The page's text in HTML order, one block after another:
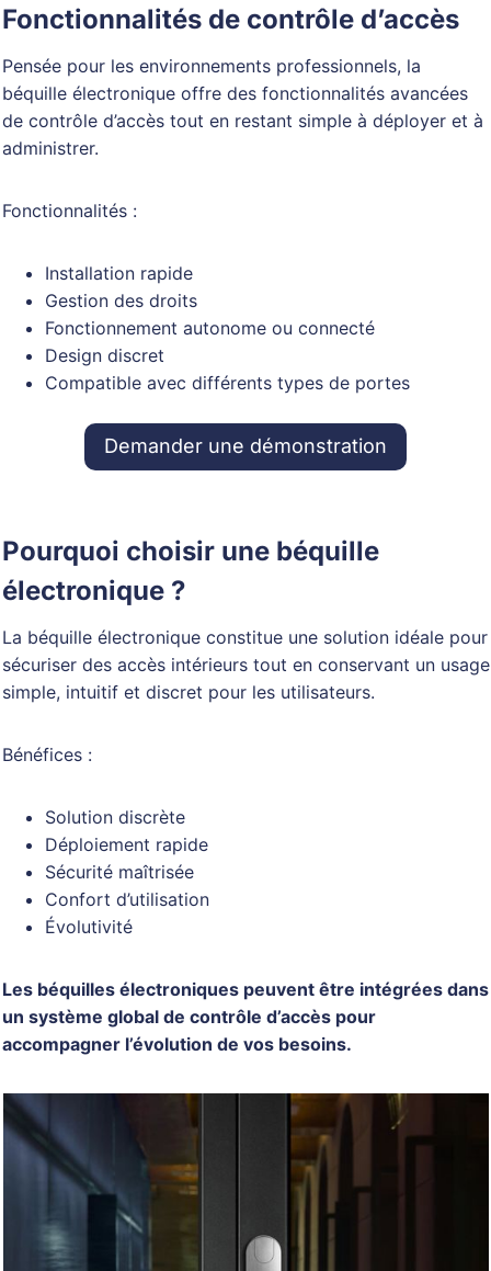
Fonctionnalités de contrôle d’accès
Pensée pour les environnements professionnels, la
béquille électronique offre des fonctionnalités avancées
de contrôle d’accès tout en restant simple à déployer et à
administrer.
Fonctionnalités :
Installation rapide
Gestion des droits
Fonctionnement autonome ou connecté
Design discret
Compatible avec différents types de portes
Demander une démonstration
Pourquoi choisir une béquille
électronique ?
La béquille électronique constitue une solution idéale pour
sécuriser des accès intérieurs tout en conservant un usage
simple, intuitif et discret pour les utilisateurs.
Bénéfices :
Solution discrète
Déploiement rapide
Sécurité maîtrisée
Confort d’utilisation
Évolutivité
Les béquilles électroniques peuvent être intégrées dans
un système global de contrôle d’accès pour
accompagner l’évolution de vos besoins.